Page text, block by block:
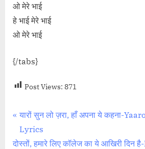
ओ मेरे भाई
हे भाई मेरे भाई
ओ मेरे भाई
{/tabs}
Post Views: 871
Post
navigation
P
r
e
यारों सुन लो ज़रा, हाँ अपना ये कहना-
Lyrics
N
दोस्तों, हमारे लिए कॉलेज का ये आखिरी